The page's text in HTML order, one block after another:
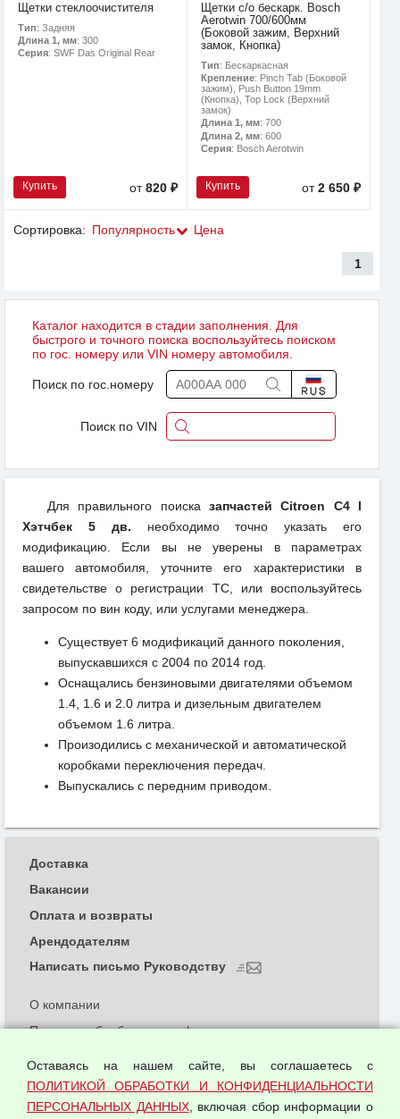
Щетки стеклоочистителя
Тип: Задняя
Длина 1, мм: 300
Серия: SWF Das Original Rear
Купить от820 ₽
Щетки с/о бескарк. Bosch
Aerotwin 700/600мм
(Боковой зажим, Верхний
замок, Кнопка)
Тип: Бескаркасная
Крепление: Pinch Tab (Боковой
зажим), Push Button 19mm
(Кнопка), Top Lock (Верхний
замок)
Длина 1, мм: 700
Длина 2, мм: 600
Серия: Bosch Aerotwin
Купить от2 650 ₽
Сортировка: Популярность Цена
1
Каталог находится в стадии заполнения. Для
быстрого и точного поиска воспользуйтесь поиском
по гос. номеру или VIN номеру автомобиля.
Поиск по гос.номеру
Поиск по VIN
Для правильного поиска запчастей Citroen C4 I
Хэтчбек 5 дв. необходимо точно указать его
модификацию. Если вы не уверены в параметрах
вашего автомобиля, уточните его характеристики в
свидетельстве о регистрации ТС, или воспользуйтесь
запросом по вин коду, или услугами менеджера.
Существует 6 модификаций данного поколения,
выпускавшихся с 2004 по 2014 год.
Оснащались бензиновыми двигателями объемом
1.4, 1.6 и 2.0 литра и дизельным двигателем
объемом 1.6 литра.
Произодились с механической и автоматической
коробками переключения передач.
Выпускались с передним приводом.
О компании
Политика обработки и конфиденциальности
Согласием на обработку персональных данных
Оферта оптовой купли-продажи
Доставка
Вакансии
Оплата и возвраты
Арендодателям
Написать письмо Руководству
Оставаясь на нашем сайте, вы соглашаетесь с
ПОЛИТИКОЙ ОБРАБОТКИ И КОНФИДЕНЦИАЛЬНОСТИ
ПЕРСОНАЛЬНЫХ ДАННЫХ, включая сбор информации о